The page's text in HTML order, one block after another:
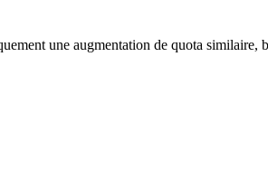
une augmentation de quota similaire,